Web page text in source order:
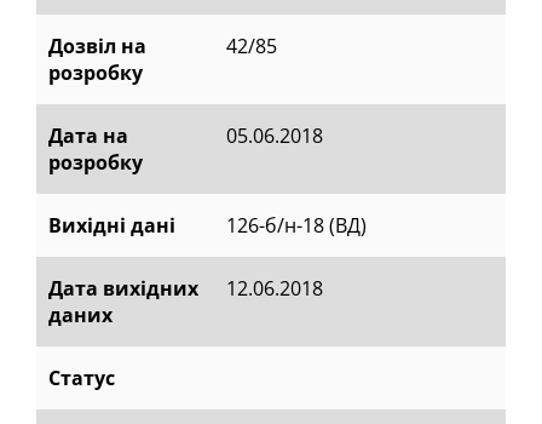
Дозвіл на
розробку
42/85
Дата на
розробку
05.06.2018
Вихідні дані 126-б/н-18 (ВД)
Дата вихідних
даних
12.06.2018
Статус